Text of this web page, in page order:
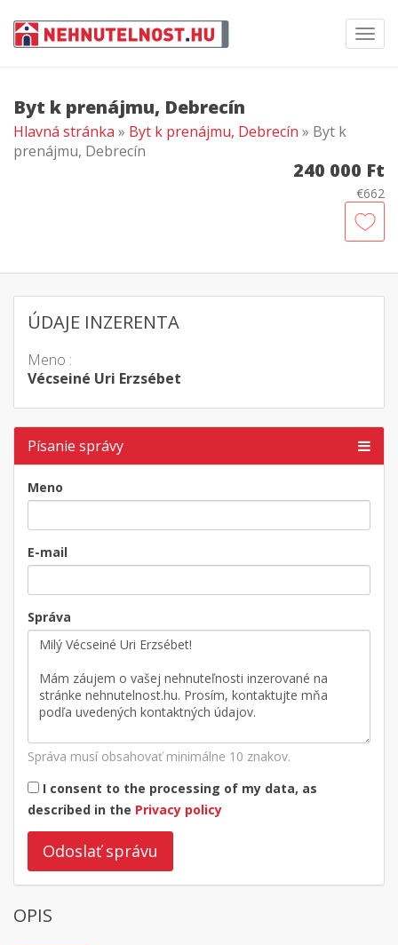
Byt k prenájmu, Debrecín
Hlavná stránka » Byt k prenájmu, Debrecín » Byt k
prenájmu, Debrecín
240 000 Ft
€662
ÚDAJE INZERENTA
Meno :
Vécseiné Uri Erzsébet
Písanie správy
Meno
E-mail
Správa
Správa musí obsahovať minimálne 10 znakov.
I consent to the processing of my data, as
described in the Privacy policy
Odoslať správu
OPIS